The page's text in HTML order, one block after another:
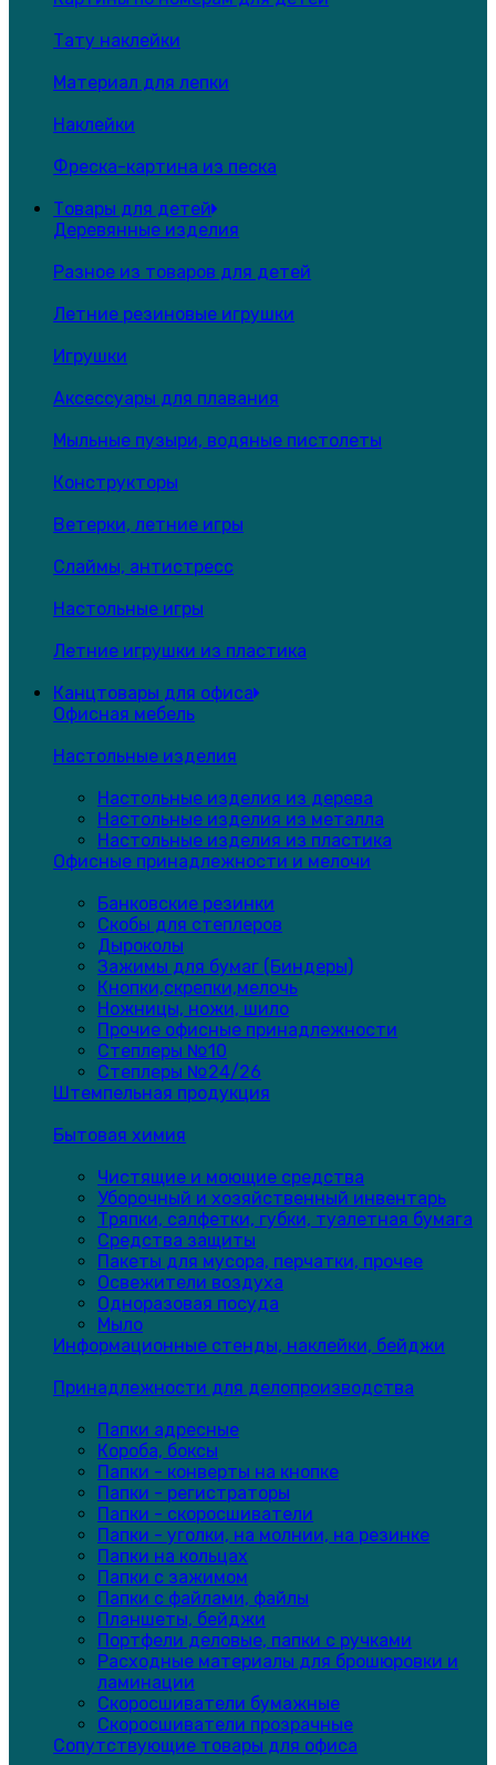
Тату наклейки
Материал для лепки
Наклейки
Фреска-картина из песка
Товары для детей
Деревянные изделия
Разное из товаров для детей
Летние резиновые игрушки
Игрушки
Аксессуары для плавания
Мыльные пузыри, водяные пистолеты
Конструкторы
Ветерки, летние игры
Слаймы, антистресс
Настольные игры
Летние игрушки из пластика
Канцтовары для офиса
Офисная мебель
Настольные изделия
Настольные изделия из дерева
Настольные изделия из металла
Настольные изделия из пластика
Офисные принадлежности и мелочи
Банковские резинки
Скобы для степлеров
Дыроколы
Зажимы для бумаг (Биндеры)
Кнопки,скрепки,мелочь
Ножницы, ножи, шило
Прочие офисные принадлежности
Степлеры №10
Степлеры №24/26
Штемпельная продукция
Бытовая химия
Чистящие и моющие средства
Уборочный и хозяйственный инвентарь
Тряпки, салфетки, губки, туалетная бумага
Средства защиты
Пакеты для мусора, перчатки, прочее
Освежители воздуха
Одноразовая посуда
Мыло
Информационные стенды, наклейки, бейджи
Принадлежности для делопроизводства
Папки адресные
Короба, боксы
Папки - конверты на кнопке
Папки - регистраторы
Папки - скоросшиватели
Папки - уголки, на молнии, на резинке
Папки на кольцах
Папки с зажимом
Папки с файлами, файлы
Планшеты, бейджи
Портфели деловые, папки с ручками
Расходные материалы для брошюровки и
ламинации
Скоросшиватели бумажные
Скоросшиватели прозрачные
Сопутствующие товары для офиса